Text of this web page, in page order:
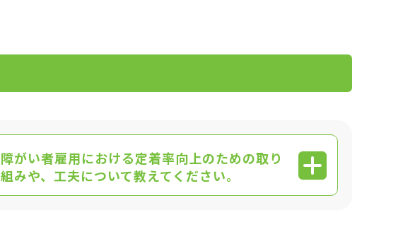
障がい者雇用における定着率向上のための取り
組みや、工夫について教えてください。